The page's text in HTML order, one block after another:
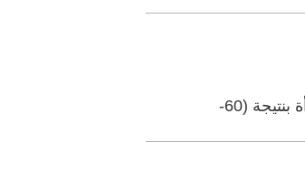
(60-